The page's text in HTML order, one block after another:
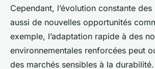
Cependant, l’évolution constante
aussi de nouvelles opportunités
exemple, l’adaptation rapide à des
environnementales renforcées peut
des marchés sensibles à la